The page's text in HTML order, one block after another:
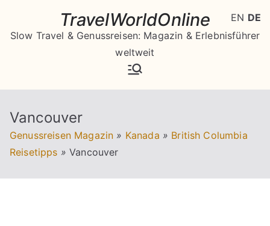
springen
TravelWorldOnline
Slow Travel & Genussreisen: Magazin & Erlebnisführer
weltweit
Vancouver
Genussreisen Magazin » Kanada » British Columbia
Reisetipps » Vancouver
EN DE